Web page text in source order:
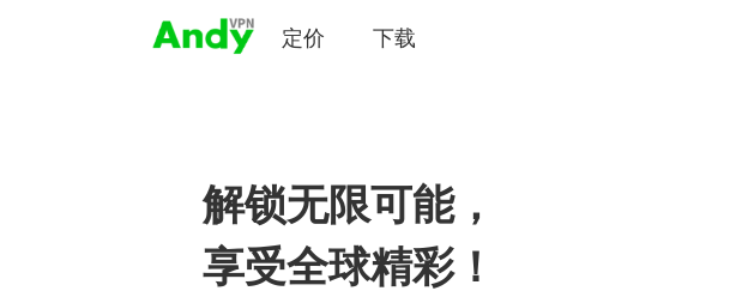
定价 下载
解锁无限可能，
享受全球精彩！